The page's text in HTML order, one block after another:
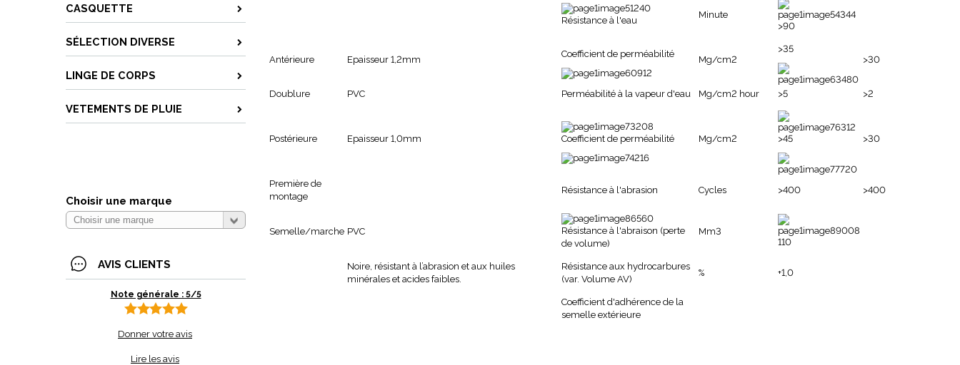
CASQUETTE
SÉLECTION DIVERSE
LINGE DE CORPS
VETEMENTS DE PLUIE
Choisir une marque
AVIS CLIENTS
Note générale : 5/5
Donner votre avis
Lire les avis
Résistance à l'eau
Minute
>90
Antérieure Epaisseur 1,2mm
Coefficient de perméabilité
Mg/cm2
>35
>30
Doublure PVC Perméabilité à la vapeur d'eau Mg/cm2 hour >5 >2
Postérieure Epaisseur 1,0mm Coefficient de perméabilité Mg/cm2 >45 >30
Première de
montage
Résistance à l'abrasion Cycles >400 >400
Semelle/marche PVC
Résistance à l'abraison (perte
de volume)
Mm3
110
Noire, résistant à l’abrasion et aux huiles
minérales et acides faibles.
Résistance aux hydrocarbures
(var. Volume AV)
% +1,0
Coefficient d'adhérence de la
semelle extérieure